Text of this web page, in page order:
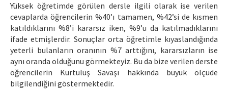
Yüksek öğretimde görülen dersle ilgili olarak ise verilen
cevaplarda öğrencilerin %40’ı tamamen, %42’si de kısmen
katıldıklarını %8’i kararsız iken, %9’u da katılmadıklarını
ifade etmişlerdir. Sonuçlar orta öğretimle kıyaslandığında
yeterli bulanların oranının %7 arttığını, kararsızların ise
aynı oranda olduğunu görmekteyiz. Bu da bize verilen derste
öğrencilerin Kurtuluş Savaşı hakkında büyük ölçüde
bilgilendiğini göstermektedir.